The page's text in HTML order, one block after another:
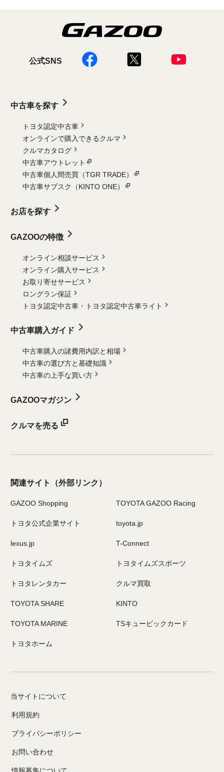
公式SNS
中古車を探す
トヨタ認定中古車
オンラインで購入できるクルマ
クルマカタログ
中古車アウトレット
中古車個人間売買（TGR TRADE）
中古車サブスク（KINTO ONE）
お店を探す
GAZOOの特徴
オンライン相談サービス
オンライン購入サービス
お取り寄せサービス
ロングラン保証
トヨタ認定中古車・
トヨタ認定中古車ライト
中古車購入ガイド
中古車購入の諸費用内訳と相場
中古車の選び方と基礎知識
中古車の上手な買い方
GAZOOマガジン
クルマを売る
関連サイト （外部リンク）
GAZOO Shopping TOYOTA GAZOO Racing
トヨタ公式企業サイト toyota.jp
lexus.jp T-Connect
トヨタイムズ トヨタイムズスポーツ
トヨタレンタカー クルマ買取
TOYOTA SHARE KINTO
TOYOTA MARINE TSキュービックカード
トヨタホーム
当サイトについて
利用規約
プライバシーポリシー
お問い合わせ